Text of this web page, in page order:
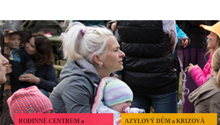
RODINNÉ CENTRUM a
AZYLOVÝ DŮM a KRIZOVÁ